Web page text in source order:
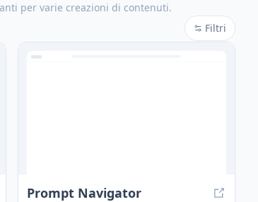
per varie creazioni di contenuti.
Filtri
Prompt Navigator